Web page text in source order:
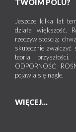
Jeszcze kilka lat
działa większość.
rzeczywistością:
skutecznie zwalczyć
teoria
ODPORNOŚĆ
pojawia się nagle.
WIĘCEJ...